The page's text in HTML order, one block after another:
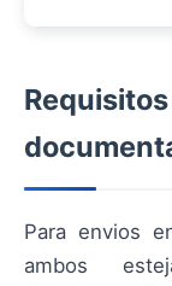
Para envios
ambos